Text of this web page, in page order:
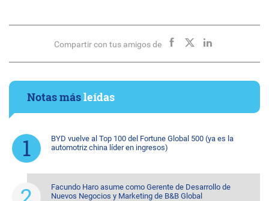
Compartir con tus amigos de
Notas másleídas
BYD vuelve al Top 100 del Fortune Global 500 (ya es la
automotriz china líder en ingresos)
Facundo Haro asume como Gerente de Desarrollo de
Nuevos Negocios y Marketing de B&B Global